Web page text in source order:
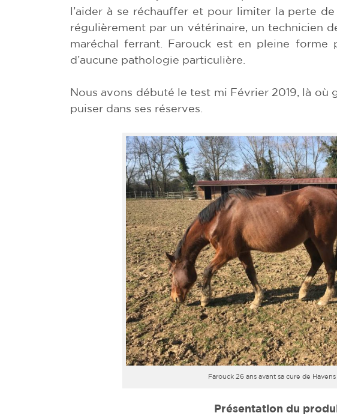
l’aider à se réchauffer et pour limiter la perte
régulièrement par un vétérinaire, un technicien
maréchal ferrant. Farouck est en pleine
d’aucune pathologie particulière.
Nous avons débuté le test mi Février 2019, là où
puiser dans ses réserves.
Farouck 26 ans avant sa cure de
Présentation du